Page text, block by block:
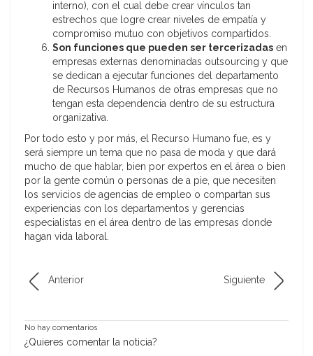
interno), con el cual debe crear vínculos tan
estrechos que logre crear niveles de empatía y
compromiso mutuo con objetivos compartidos.
Son funciones que pueden ser tercerizadas en
empresas externas denominadas outsourcing y que
se dedican a ejecutar funciones del departamento
de Recursos Humanos de otras empresas que no
tengan esta dependencia dentro de su estructura
organizativa.
Por todo esto y por más, el Recurso Humano fue, es y
será siempre un tema que no pasa de moda y que dará
mucho de que hablar, bien por expertos en el área o bien
por la gente común o personas de a pie, que necesiten
los servicios de agencias de empleo o compartan sus
experiencias con los departamentos y gerencias
especialistas en el área dentro de las empresas donde
hagan vida laboral.
Anterior Siguiente
No hay comentarios
¿Quieres comentar la noticia?